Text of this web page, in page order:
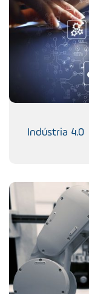
Indústria 4.0